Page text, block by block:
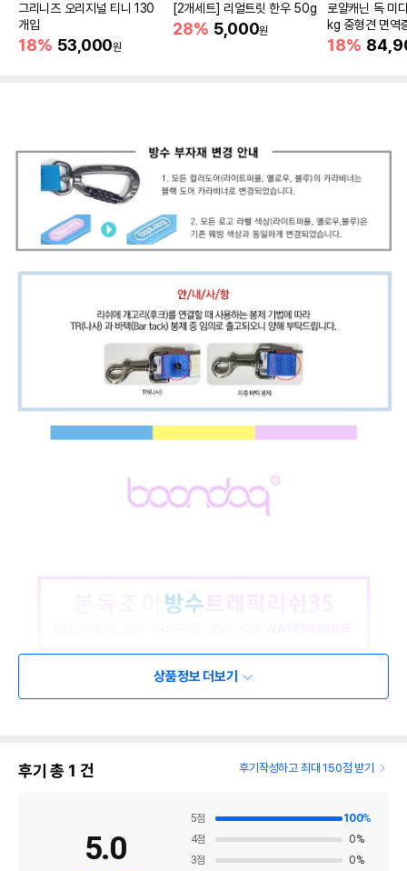
그리니즈 오리지널 티니 130
개입
18% 53,000원
[2개세트] 리얼트릿 한우 50g
28% 5,000원
로얄캐닌 독 미
kg 중형견 면역
18%
상품정보 더보기
후기 총 1 건 후기작성하고 최대 150점 받기
5.0
5점 100%
4점 0%
3점 0%